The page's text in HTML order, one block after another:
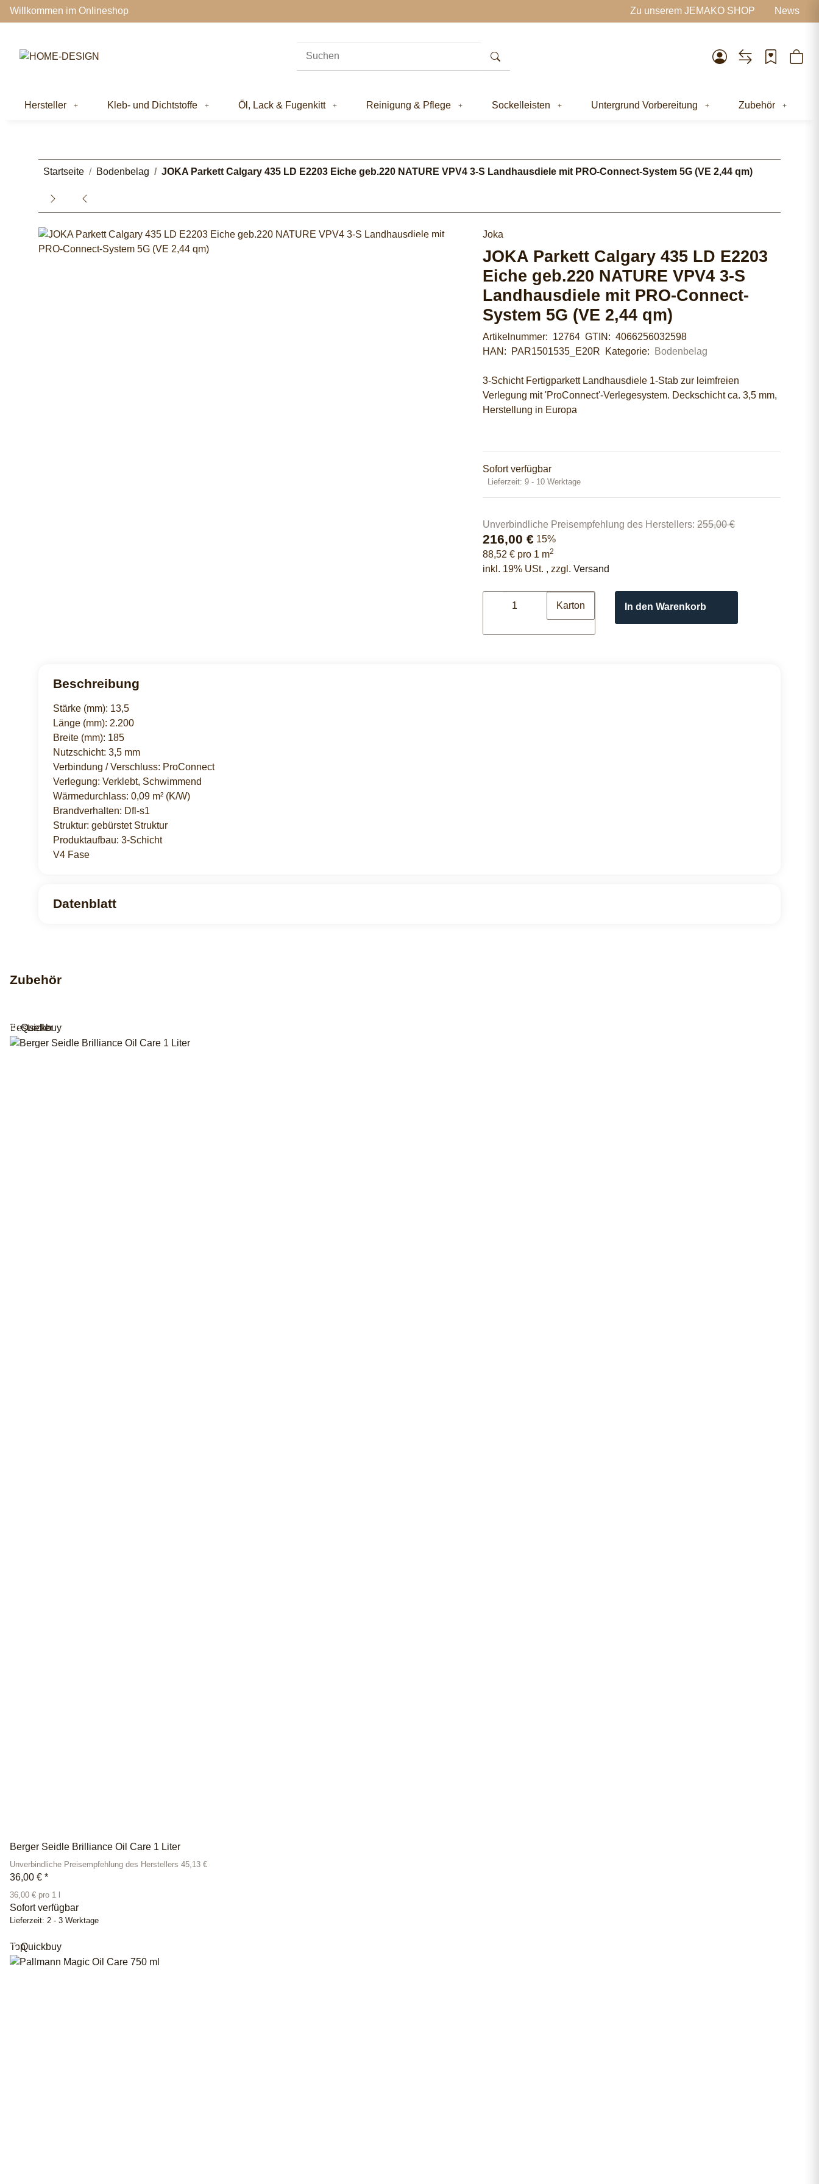
Willkommen im Onlineshop Zu unserem JEMAKO SHOP News
Hersteller Kleb- und Dichtstoffe Öl, Lack & Fugenkitt Reinigung & Pflege Sockelleisten Untergrund Vorbereitung Zubehör
Startseite Bodenbelag JOKA Parkett Calgary 435 LD E2203 Eiche geb.220 NATURE VPV4 3-S Landhausdiele mit PRO-Connect-System 5G (VE 2,44 qm)
Joka
JOKA Parkett Calgary 435 LD E2203
Eiche geb.220 NATURE VPV4 3-S
Landhausdiele mit PRO-Connect-
System 5G (VE 2,44 qm)
Artikelnummer: 12764 GTIN:4066256032598
HAN:
PAR1501535_E20R Kategorie: Bodenbelag
3-Schicht Fertigparkett Landhausdiele 1-Stab zur leimfreien
Verlegung mit 'ProConnect'-Verlegesystem. Deckschicht ca. 3,5 mm,
Herstellung in Europa
Sofort verfügbar
Lieferzeit:9 - 10 Werktage
Unverbindliche Preisempfehlung des Herstellers:255,00 €
216,00 € 15%
88,52 € pro 1 m2
inkl. 19% USt. , zzgl.Versand
Karton In den Warenkorb
Beschreibung
Stärke (mm): 13,5
Länge (mm): 2.200
Breite (mm): 185
Nutzschicht: 3,5 mm
Verbindung / Verschluss: ProConnect
Verlegung: Verklebt, Schwimmend
Wärmedurchlass: 0,09 m² (K/W)
Brandverhalten: Dfl-s1
Struktur: gebürstet Struktur
Produktaufbau: 3-Schicht
V4 Fase
Datenblatt
Zubehör
Quickbuy
Bestseller
Berger Seidle Brilliance Oil Care 1 Liter
Unverbindliche Preisempfehlung des Herstellers 45,13 €
36,00 € *
36,00 € pro 1 l
Sofort verfügbar
Lieferzeit: 2 - 3 Werktage
Quickbuy
Top